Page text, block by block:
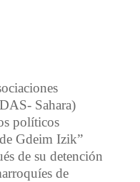
Sahara)
políticos
Gdeim Izik”
de su detención
de